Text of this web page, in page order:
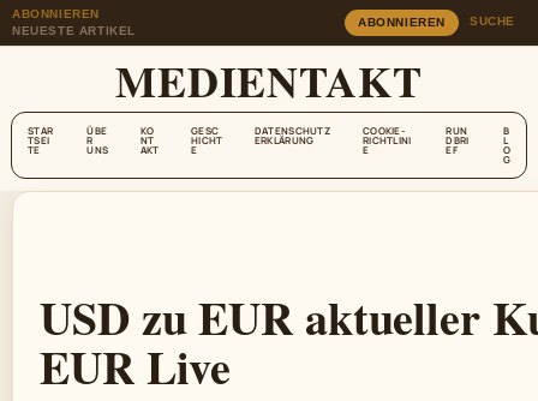
ABONNIEREN
NEUESTE ARTIKEL
ABONNIEREN SUCHE
MEDIENTAKT
STAR
TSEI
TE
ÜBE
R
UNS
KO
NT
AKT
GESC
HICHT
E
DATENSCHUTZ
ERKLÄRUNG
COOKIE-
RICHTLINI
E
RUN
DBRI
EF
B
L
O
G
USD zu EUR aktueller
EUR Live